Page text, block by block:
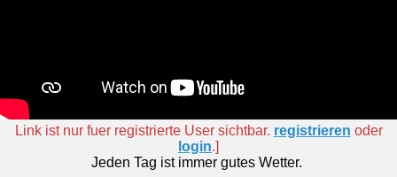
Link ist nur fuer registrierte User sichtbar. registrieren oder
login.]
Jeden Tag ist immer gutes Wetter.